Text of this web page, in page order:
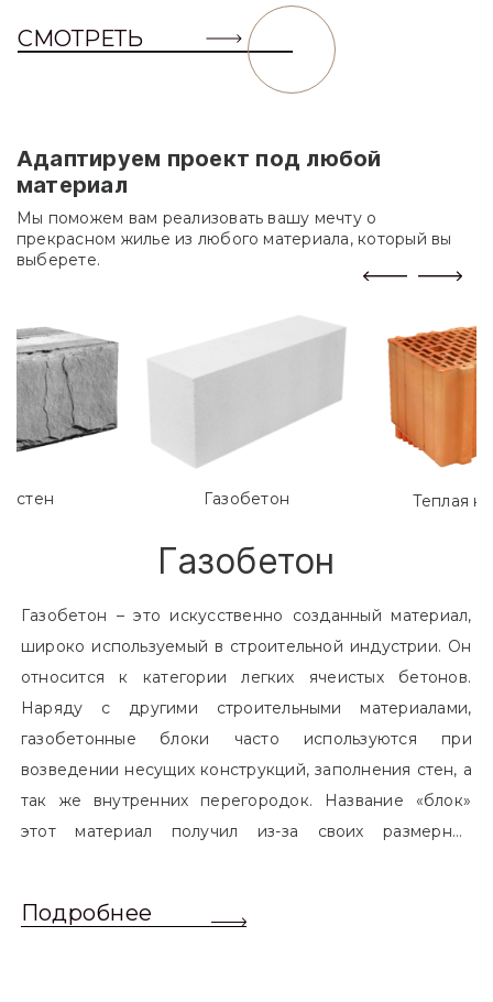
СМОТРЕТЬ
Адаптируем проект под любой
материал
Мы поможем вам реализовать вашу мечту о
прекрасном жилье из любого материала, который вы
выберете.
Газобетон Теплая
Газобетон
Газобетон – это искусственно созданный материал,
широко используемый в строительной индустрии. Он
относится к категории легких ячеистых бетонов.
Наряду с другими строительными материалами,
газобетонные блоки часто используются при
возведении несущих конструкций, заполнения стен, а
так же внутренних перегородок. Название «блок»
этот материал получил из-за своих размерных
обычный одинарный кирпич. Размер блоков различен
Подробнее